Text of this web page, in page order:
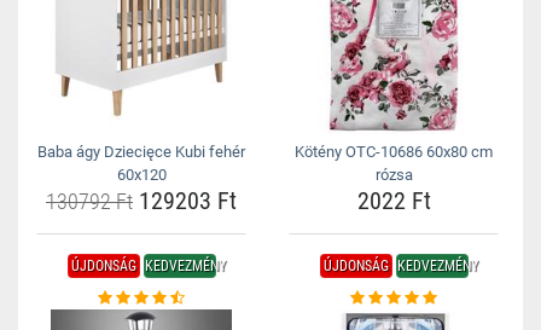
Baba ágy Dziecięce Kubi fehér
60x120
130792 Ft 129203 Ft
Kötény OTC-10686 60x80 cm
rózsa
2022 Ft
ÚJDONSÁG KEDVEZMÉNY ÚJDONSÁG KEDVEZMÉNY